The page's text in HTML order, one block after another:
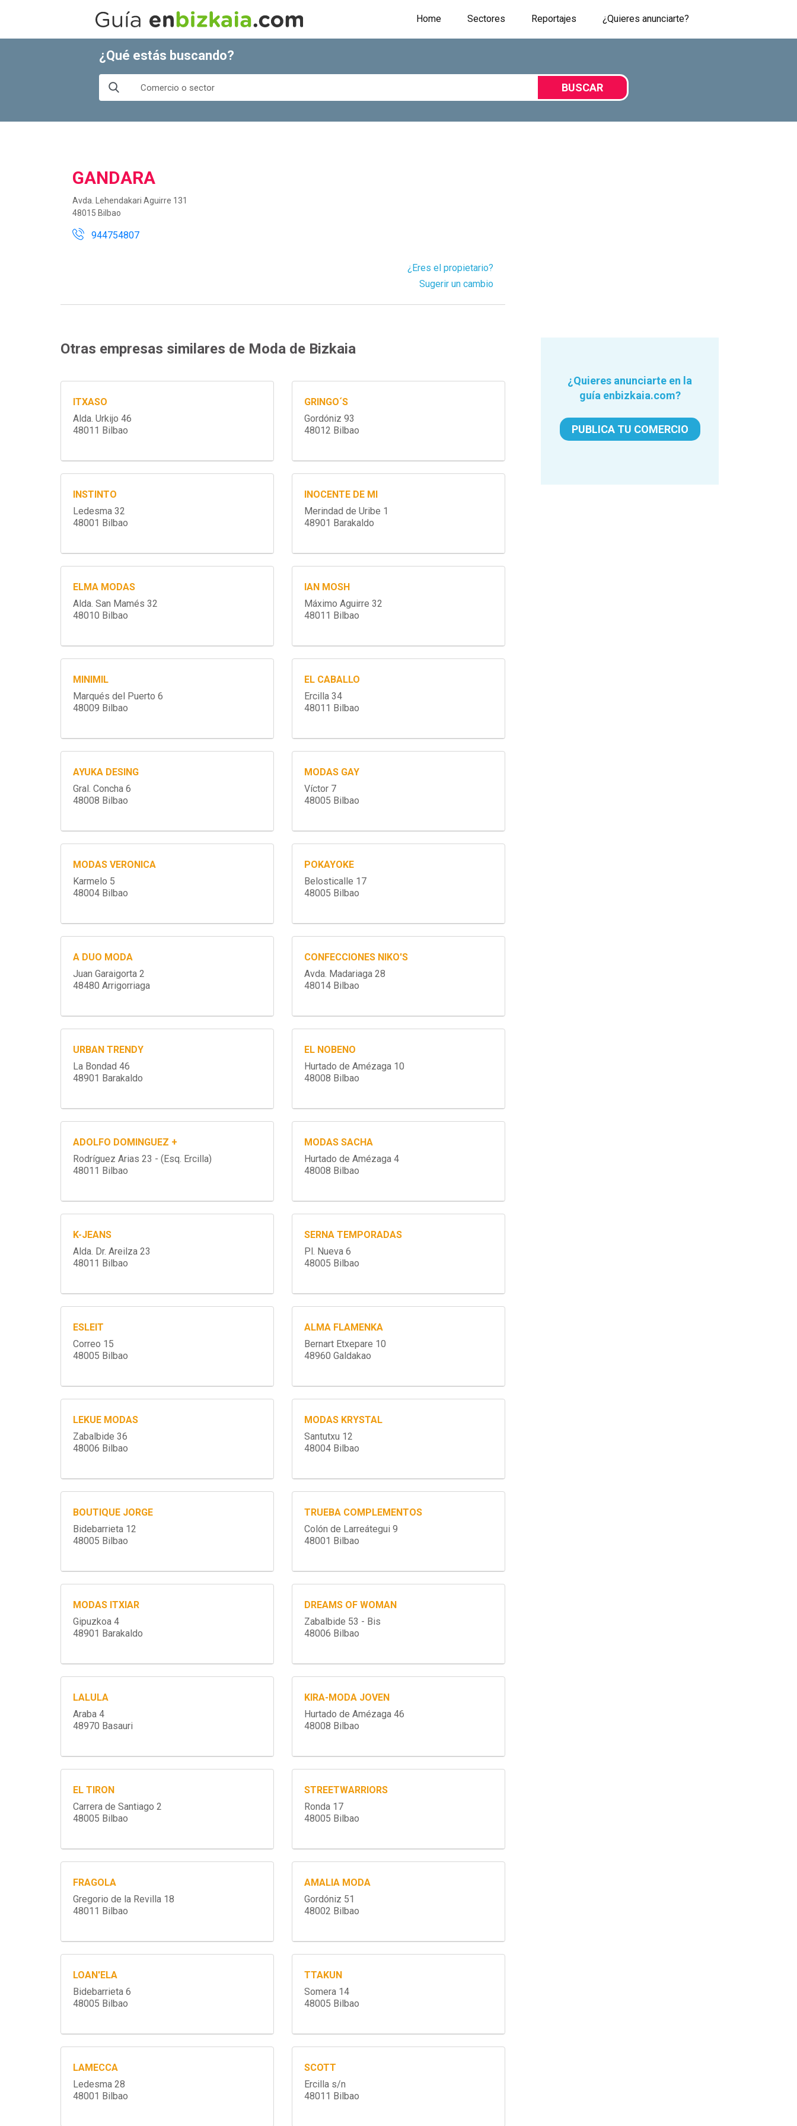
Home Sectores Reportajes ¿Quieres anunciarte?
¿Qué estás buscando?
BUSCAR
GANDARA
Avda. Lehendakari Aguirre 131
48015 Bilbao
944754807
¿Eres el propietario?
Sugerir un cambio
Otras empresas similares de Moda de Bizkaia
ITXASO
Alda. Urkijo 46
48011 Bilbao
GRINGO´S
Gordóniz 93
48012 Bilbao
INSTINTO
Ledesma 32
48001 Bilbao
INOCENTE DE MI
Merindad de Uribe 1
48901 Barakaldo
ELMA MODAS
Alda. San Mamés 32
48010 Bilbao
IAN MOSH
Máximo Aguirre 32
48011 Bilbao
MINIMIL
Marqués del Puerto 6
48009 Bilbao
EL CABALLO
Ercilla 34
48011 Bilbao
AYUKA DESING
Gral. Concha 6
48008 Bilbao
MODAS GAY
Víctor 7
48005 Bilbao
MODAS VERONICA
Karmelo 5
48004 Bilbao
POKAYOKE
Belosticalle 17
48005 Bilbao
A DUO MODA
Juan Garaigorta 2
48480 Arrigorriaga
CONFECCIONES NIKO'S
Avda. Madariaga 28
48014 Bilbao
URBAN TRENDY
La Bondad 46
48901 Barakaldo
EL NOBENO
Hurtado de Amézaga 10
48008 Bilbao
ADOLFO DOMINGUEZ +
Rodríguez Arias 23 - (Esq. Ercilla)
48011 Bilbao
MODAS SACHA
Hurtado de Amézaga 4
48008 Bilbao
K-JEANS
Alda. Dr. Areilza 23
48011 Bilbao
SERNA TEMPORADAS
Pl. Nueva 6
48005 Bilbao
ESLEIT
Correo 15
48005 Bilbao
ALMA FLAMENKA
Bernart Etxepare 10
48960 Galdakao
LEKUE MODAS
Zabalbide 36
48006 Bilbao
MODAS KRYSTAL
Santutxu 12
48004 Bilbao
BOUTIQUE JORGE
Bidebarrieta 12
48005 Bilbao
TRUEBA COMPLEMENTOS
Colón de Larreátegui 9
48001 Bilbao
MODAS ITXIAR
Gipuzkoa 4
48901 Barakaldo
DREAMS OF WOMAN
Zabalbide 53 - Bis
48006 Bilbao
LALULA
Araba 4
48970 Basauri
KIRA-MODA JOVEN
Hurtado de Amézaga 46
48008 Bilbao
EL TIRON
Carrera de Santiago 2
48005 Bilbao
STREETWARRIORS
Ronda 17
48005 Bilbao
FRAGOLA
Gregorio de la Revilla 18
48011 Bilbao
AMALIA MODA
Gordóniz 51
48002 Bilbao
LOAN'ELA
Bidebarrieta 6
48005 Bilbao
TTAKUN
Somera 14
48005 Bilbao
LAMECCA
Ledesma 28
48001 Bilbao
SCOTT
Ercilla s/n
48011 Bilbao
¿Quieres anunciarte en la
guía enbizkaia.com?
PUBLICA TU COMERCIO